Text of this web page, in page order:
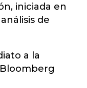
iniciada en
de
a la